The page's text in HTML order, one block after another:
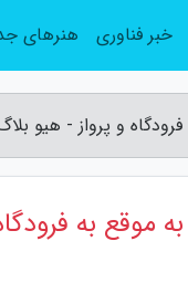
و پرواز - هیو
موقع به
خبر فناوری هنرهای